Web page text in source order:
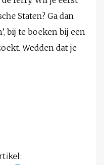
Staten? Ga dan
bij te boeken bij een
Wedden dat je